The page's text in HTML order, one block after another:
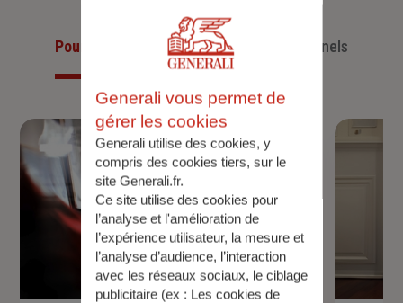
Pour les particuliersPour les professionnels
Generali vous permet de
gérer les cookies
Generali utilise des cookies, y
compris des cookies tiers, sur le
site Generali.fr.
Ce site utilise des cookies pour
l’analyse et l'amélioration de
l’expérience utilisateur, la mesure et
l’analyse d’audience, l’interaction
avec les réseaux sociaux, le ciblage
publicitaire (ex : Les cookies de